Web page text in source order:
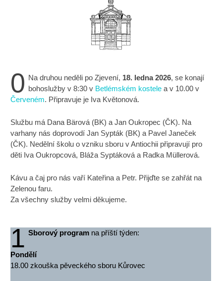
0 Na druhou neděli po Zjevení, 18. ledna 2026, se konají
bohoslužby v 8:30 v Betlémském kostelea v 10.00 v
Červeném. Připravuje je Iva Květonová.
Službu má Dana Bärová (BK) a Jan Oukropec (ČK). Na
varhany nás doprovodí Jan Sypták (BK) a Pavel Janeček
(ČK). Nedělní školu o vzniku sboru v Antiochii připravují pro
děti Iva Oukropcová, Bláža Syptáková a Radka Müllerová.
Kávu a čaj pro nás vaří Kateřina a Petr. Přijďte se zahřát na
Zelenou faru.
Za všechny služby velmi děkujeme.
1 Sborový programna příští týden:
Pondělí
18.00 zkouška pěveckého sboru Kůrovec